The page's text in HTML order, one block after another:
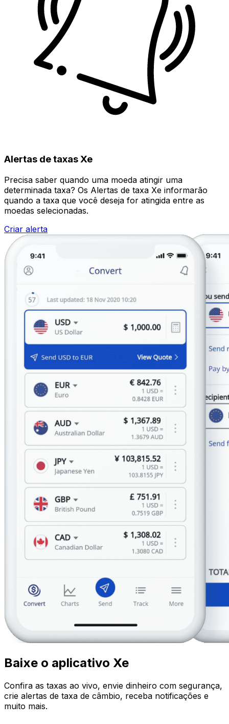
Alertas de taxas Xe
Precisa saber quando uma moeda atingir uma
determinada taxa? Os Alertas de taxa Xe informarão
quando a taxa que você deseja for atingida entre as
moedas selecionadas.
Criar alerta
Baixe o aplicativo Xe
Confira as taxas ao vivo, envie dinheiro com segurança,
crie alertas de taxa de câmbio, receba notificações e
muito mais.